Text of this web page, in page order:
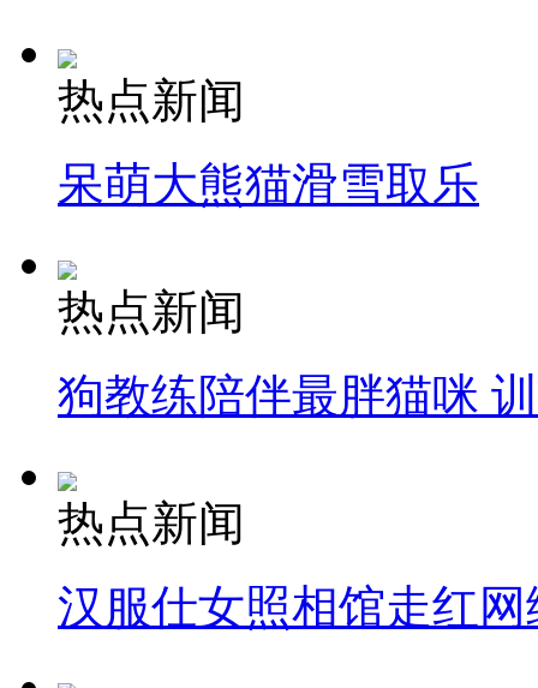
热点新闻
呆萌大熊猫滑雪取乐
热点新闻
狗教练陪伴最胖猫咪
热点新闻
汉服仕女照相馆走红网